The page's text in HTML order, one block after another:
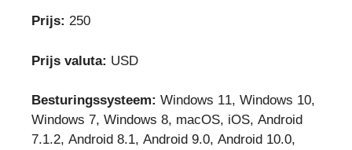
Prijs: 250
Prijs valuta: USD
Besturingssysteem: Windows 11, Windows 10,
Windows 7, Windows 8, macOS, iOS, Android
7.1.2, Android 8.1, Android 9.0, Android 10.0,